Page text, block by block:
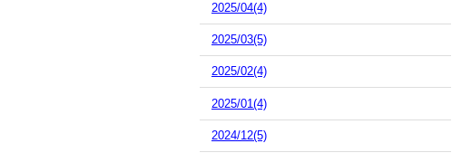
2025/04(4)
2025/03(5)
2025/02(4)
2025/01(4)
2024/12(5)